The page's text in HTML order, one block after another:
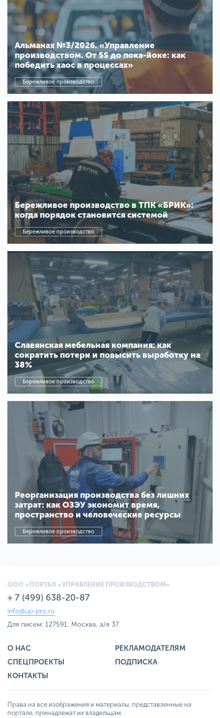
Альманах №3/2026. «Управление
производством. От 5S до пока-йоке: как
победить хаос в процессах»
Бережливое производство
Бережливое производство в ТПК «БРИК»:
когда порядок становится системой
Бережливое производство
Славянская мебельная компания: как
сократить потери и повысить выработку на
38%
Бережливое производство
Реорганизация производства без лишних
затрат: как ОЗЭУ экономит время,
пространство и человеческие ресурсы
Бережливое производство
ООО «ПОРТАЛ «УПРАВЛЕНИЕ ПРОИЗВОДСТВОМ»
+ 7 (499) 638-20-87
info@up-pro.ru
Для писем: 127591, Москва, а/я 37
О НАС
РЕКЛАМОДАТЕЛЯМ
СПЕЦПРОЕКТЫ
ПОДПИСКА
КОНТАКТЫ
Права на все изображения и материалы, представленные на
портале, принадлежат их владельцам.